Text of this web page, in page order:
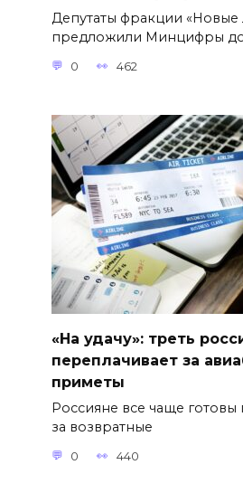
Депутаты фракции «Новые
предложили Минцифры
0 462
«На удачу»: треть
переплачивает за
приметы
Россияне все чаще готовы
за возвратные
0 440